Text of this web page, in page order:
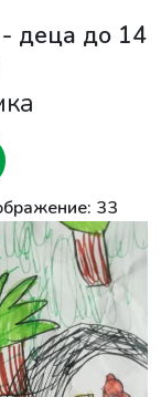
деца до 14
33